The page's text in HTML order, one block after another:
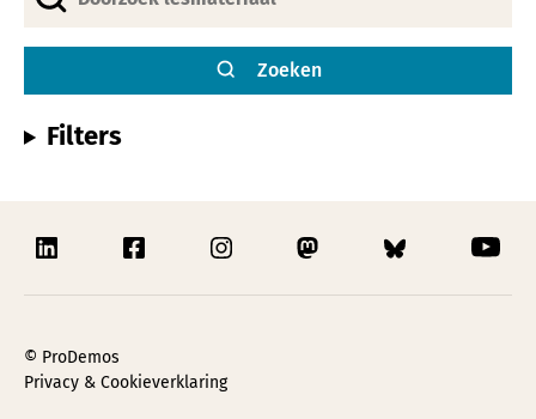
Zoeken
Filters
© ProDemos
Privacy & Cookieverklaring